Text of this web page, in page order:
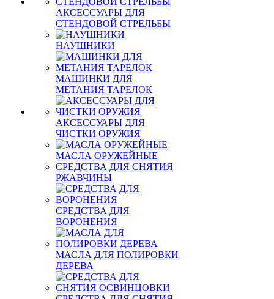
АКСЕССУАРЫ ДЛЯ
СТЕНДОВОЙ СТРЕЛЬБЫ
НАУШНИКИ
МАШИНКИ ДЛЯ
МЕТАНИЯ ТАРЕЛОК
АКСЕССУАРЫ ДЛЯ
ЧИСТКИ ОРУЖИЯ
МАСЛА ОРУЖЕЙНЫЕ
СРЕДСТВА ДЛЯ СНЯТИЯ
РЖАВЧИНЫ
СРЕДСТВА ДЛЯ
ВОРОНЕНИЯ
МАСЛА ДЛЯ ПОЛИРОВКИ
ДЕРЕВА